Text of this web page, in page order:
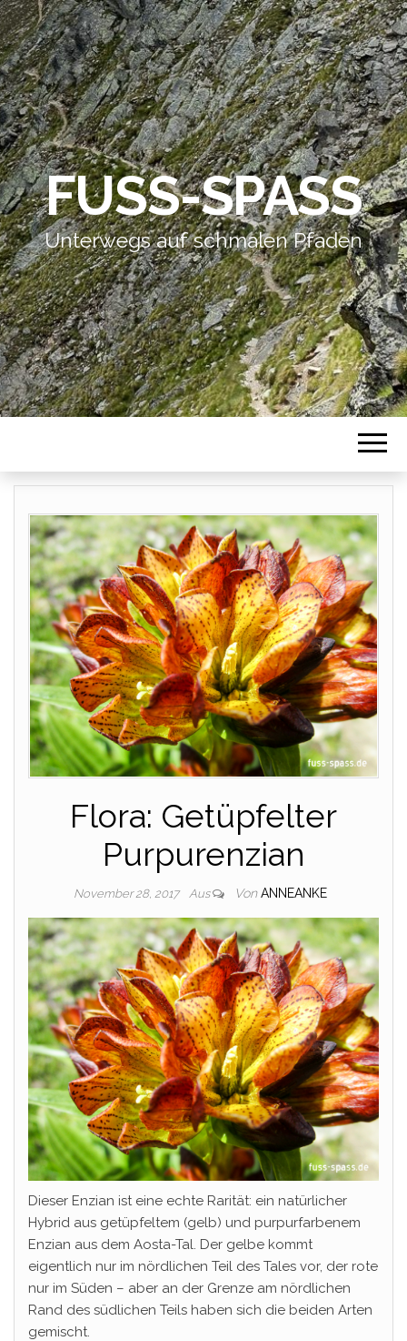
FUSS-SPASS
Unterwegs auf schmalen Pfaden
Flora: Getüpfelter
Purpurenzian
November 28, 2017 Aus Von ANNEANKE
Dieser Enzian ist eine echte Rarität: ein natürlicher
Hybrid aus getüpfeltem (gelb) und purpurfarbenem
Enzian aus dem Aosta-Tal. Der gelbe kommt
eigentlich nur im nördlichen Teil des Tales vor, der rote
nur im Süden – aber an der Grenze am nördlichen
Rand des südlichen Teils haben sich die beiden Arten
gemischt.